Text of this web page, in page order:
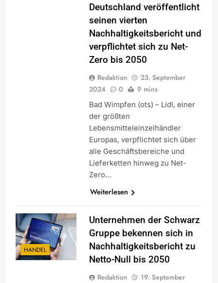
Deutschland veröffentlicht
seinen vierten
Nachhaltigkeitsbericht und
verpflichtet sich zu Net-
Zero bis 2050
Redaktion
23. September
2024
0 9 mins
Bad Wimpfen (ots) – Lidl, einer
der größten
Lebensmitteleinzelhändler
Europas, verpflichtet sich über
alle Geschäftsbereiche und
Lieferketten hinweg zu Net-
Zero…
Weiterlesen
HANDEL
Unternehmen der Schwarz
Gruppe bekennen sich in
Nachhaltigkeitsbericht zu
Netto-Null bis 2050
Redaktion
19. September